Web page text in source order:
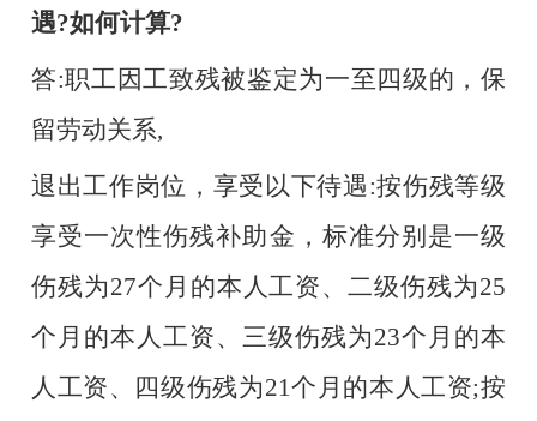
遇?如何计算?
答:职工因工致残被鉴定为一至四级的，保
留劳动关系,
退出工作岗位，享受以下待遇:按伤残等级
享受一次性伤残补助金，标准分别是一级
伤残为27个月的本人工资、二级伤残为25
个月的本人工资、三级伤残为23个月的本
人工资、四级伤残为21个月的本人工资;按